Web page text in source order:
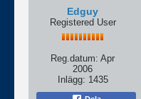
Edguy
Registered User
Reg.datum: Apr
2006
Inlägg: 1435